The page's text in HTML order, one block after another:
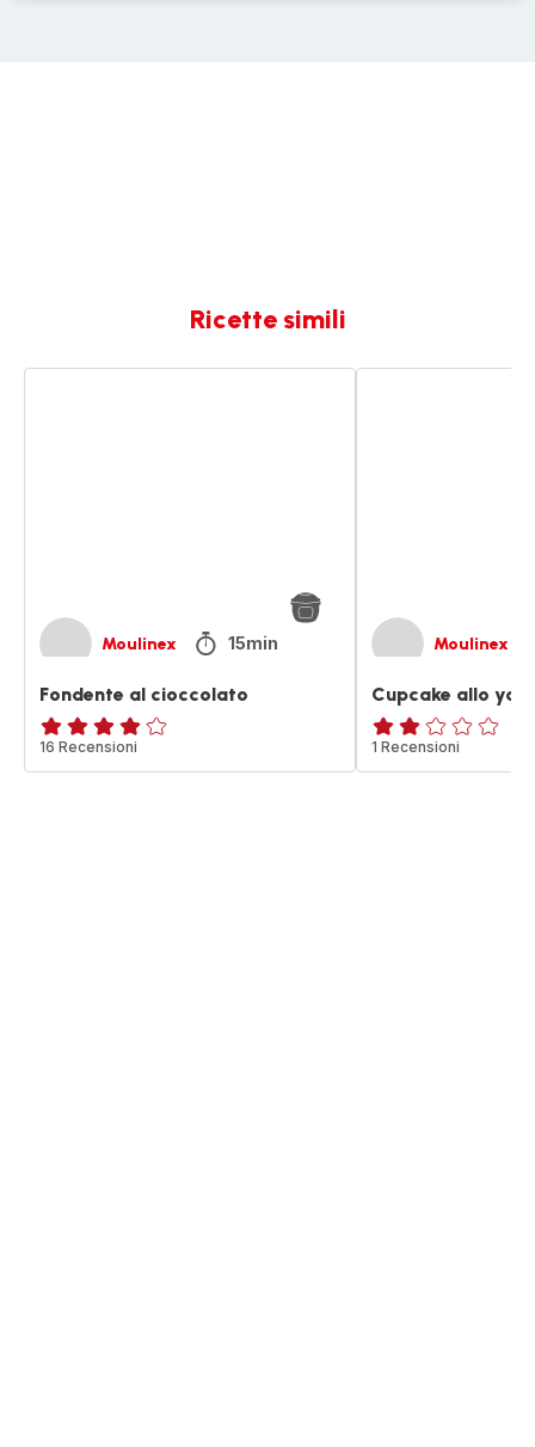
Ricette simili
Moulinex 15min
Fondente al cioccolato
ratings.4.1
16 Recensioni
Moulinex
Cupcake allo
Recensione
di
1 Recensioni